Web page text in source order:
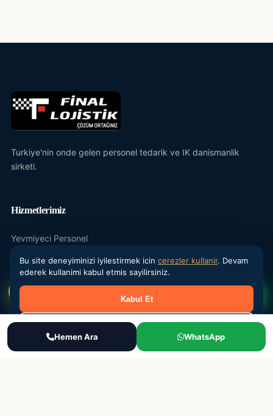
Turkiye'nin onde gelen personel tedarik ve IK danismanlik
sirketi.
Hizmetlerimiz
Yevmiyeci Personel
Maasli Personel
IK Danismanlik
Ara Teklif Al
Bu site deneyiminizi iyilestirmek icin cerezler kullanir. Devam
ederek kullanimi kabul etmis sayilirsiniz.
Kabul Et
Reddet
Hemen Ara WhatsApp